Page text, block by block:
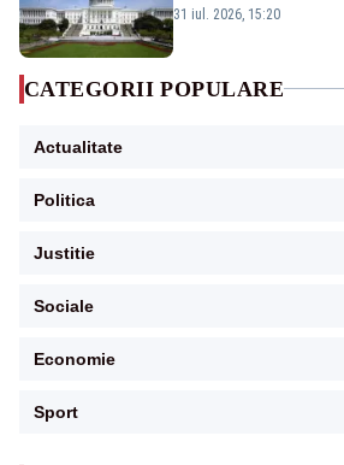
începând cu 8 august
31 iul. 2026, 15:20
CATEGORII POPULARE
Actualitate
Politica
Justitie
Sociale
Economie
Sport